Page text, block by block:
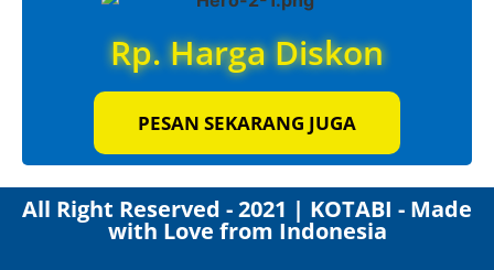
Rp. Harga Diskon
PESAN SEKARANG JUGA
All Right Reserved - 2021 | KOTABI - Made
with Love from Indonesia